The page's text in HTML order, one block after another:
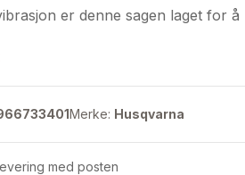
er denne sagen laget for
Merke: Husqvarna
med posten